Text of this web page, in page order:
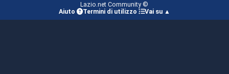
Lazio.net Community ©
Aiuto
Termini di utilizzo Vai su ▲